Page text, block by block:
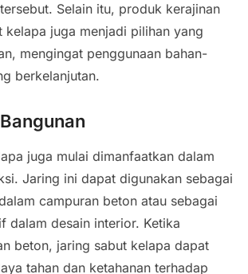
Selain itu, produk kerajinan
kelapa juga menjadi pilihan yang
mengingat penggunaan bahan-
berkelanjutan.
juga mulai dimanfaatkan dalam
Jaring ini dapat digunakan sebagai
campuran beton atau sebagai
dalam desain interior. Ketika
beton, jaring sabut kelapa dapat
tahan dan ketahanan terhadap